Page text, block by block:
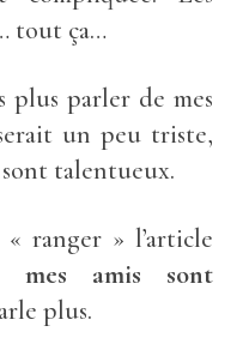
tout ça…
plus parler de mes
un peu triste,
talentueux.
ranger » l’article
mes amis sont
plus.